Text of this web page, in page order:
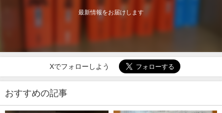
最新情報をお届けします
Xでフォローしよう
おすすめの記事